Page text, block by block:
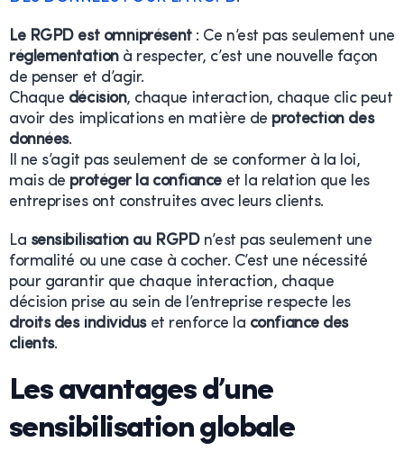
Le RGPD est omniprésent: Ce n’est pas seulement une
réglementationà respecter, c’est une nouvelle façon
de penser et d’agir.
Chaque décision, chaque interaction, chaque clic peut
avoir des implications en matière de protection des
données.
Il ne s’agit pas seulement de se conformer à la loi,
mais de protéger la confianceet la relation que les
entreprises ont construites avec leurs clients.
La sensibilisation au RGPDn’est pas seulement une
formalité ou une case à cocher. C’est une nécessité
pour garantir que chaque interaction, chaque
décision prise au sein de l’entreprise respecte les
droits des individuset renforce la confiance des
clients.
Les avantages d’une
sensibilisation globale